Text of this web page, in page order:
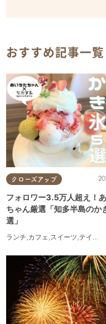
おすすめ記事一覧
クローズアップ
フォロワー3.5万人超え！
ちゃん厳選「知多半島のか
選」
ランチ,カフェ,スイーツ,テイクアウト